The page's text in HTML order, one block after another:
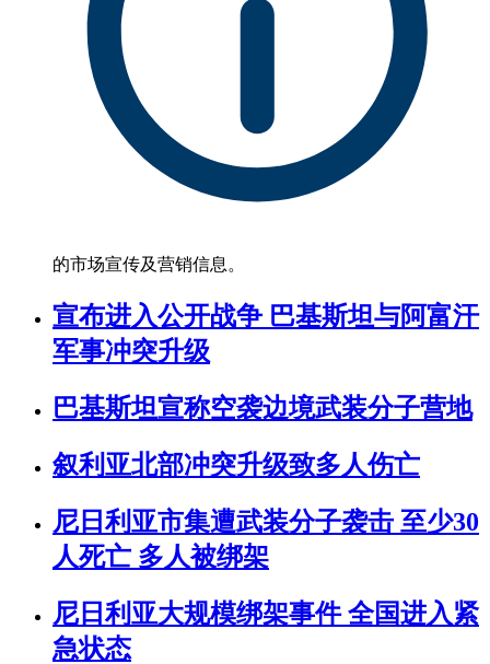
的市场宣传及营销信息。
宣布进入公开战争 巴基斯坦与阿富汗
军事冲突升级
巴基斯坦宣称空袭边境武装分子营地
叙利亚北部冲突升级致多人伤亡
尼日利亚市集遭武装分子袭击 至少30
人死亡 多人被绑架
尼日利亚大规模绑架事件 全国进入紧
急状态